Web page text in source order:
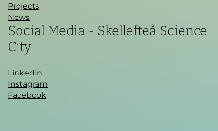
Projects
News
Social Media - Skellefteå Science
City
LinkedIn
Instagram
Facebook